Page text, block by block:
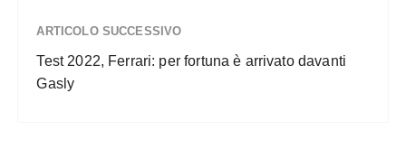
ARTICOLO SUCCESSIVO
Test 2022, Ferrari: per fortuna è arrivato davanti
Gasly